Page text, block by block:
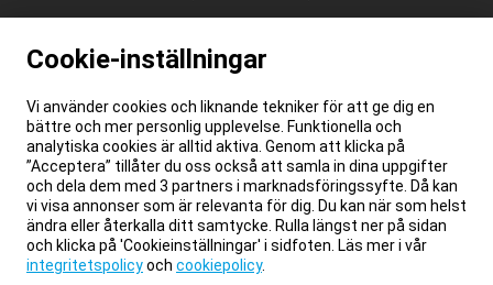
Cookie-inställningar
Vi använder cookies och liknande tekniker för att ge dig en
bättre och mer personlig upplevelse. Funktionella och
analytiska cookies är alltid aktiva. Genom att klicka på
”Acceptera” tillåter du oss också att samla in dina uppgifter
och dela dem med 3 partners i marknadsföringssyfte. Då kan
vi visa annonser som är relevanta för dig. Du kan när som helst
ändra eller återkalla ditt samtycke. Rulla längst ner på sidan
och klicka på 'Cookieinställningar' i sidfoten. Läs mer i vår
integritetspolicyoch cookiepolicy.